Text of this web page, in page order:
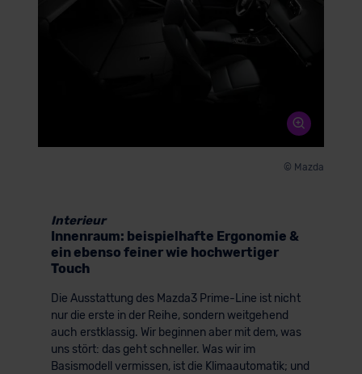
© Mazda
Interieur
Innenraum: beispielhafte Ergonomie &
ein ebenso feiner wie hochwertiger
Touch
Die Ausstattung des Mazda3 Prime-Line ist nicht
nur die erste in der Reihe, sondern weitgehend
auch erstklassig. Wir beginnen aber mit dem, was
uns stört: das geht schneller. Was wir im
Basismodell vermissen, ist die Klimaautomatik; und